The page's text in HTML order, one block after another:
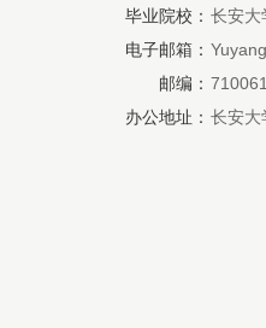
毕业院校： 长安大
电子邮箱：
邮编：
办公地址： 长安大